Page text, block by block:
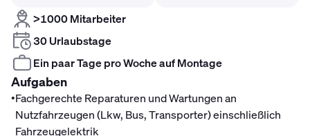
>1000 Mitarbeiter
30 Urlaubstage
Ein paar Tage pro Woche auf Montage
Aufgaben
•Fachgerechte Reparaturen und Wartungen an
Nutzfahrzeugen (Lkw, Bus, Transporter) einschließlich
Fahrzeugelektrik